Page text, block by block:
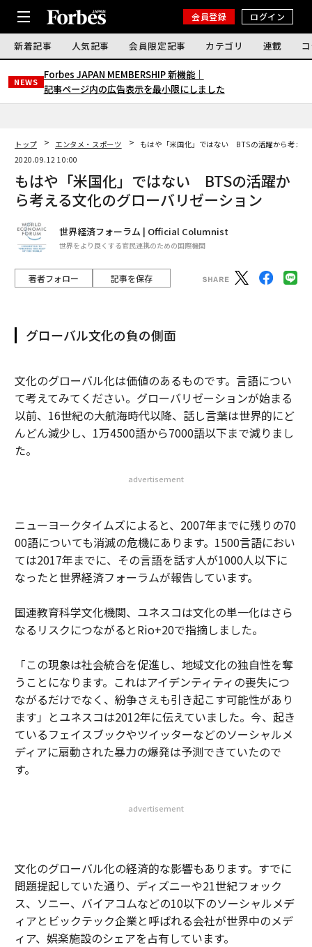
会員登録 ログイン
新着記事 人気記事 会員限定記事 カテゴリ 連載
NEWS
Forbes JAPAN MEMBERSHIP 新機能｜
記事ページ内の広告表示を最小限にしました
トップ エンタメ・スポーツ
もはや「米国化」ではない BTSの活躍から考え
2020.09.12 10:00
もはや「米国化」ではない BTSの活躍か
ら考える文化のグローバリゼーション
世界経済フォーラム | Official Columnist
世界をより良くする官民連携のための国際機関
著者フォロー 記事を保存
グローバル文化の負の側面
文化のグローバル化は価値のあるものです。言語につい
て考えてみてください。グローバリゼーションが始まる
以前、16世紀の大航海時代以降、話し言葉は世界的にど
んどん減少し、1万4500語から7000語以下まで減りまし
た。
advertisement
ニューヨークタイムズによると、2007年までに残りの70
00語についても消滅の危機にあります。1500言語におい
ては2017年までに、その言語を話す人が1000人以下に
なったと世界経済フォーラムが報告しています。
国連教育科学文化機関、ユネスコは文化の単一化はさら
なるリスクにつながるとRio+20で指摘しました。
「この現象は社会統合を促進し、地域文化の独自性を奪
うことになります。これはアイデンティティの喪失につ
ながるだけでなく、紛争さえも引き起こす可能性があり
ます」とユネスコは2012年に伝えていました。今、起き
ているフェイスブックやツイッターなどのソーシャルメ
ディアに扇動された暴力の爆発は予測できていたので
す。
advertisement
文化のグローバル化の経済的な影響もあります。すでに
問題提起していた通り、ディズニーや21世紀フォック
ス、ソニー、バイアコムなどの10以下のソーシャルメデ
ィアとビックテック企業と呼ばれる会社が世界中のメデ
ィア、娯楽施設のシェアを占有しています。